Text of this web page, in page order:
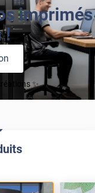
imprimés
!
✨